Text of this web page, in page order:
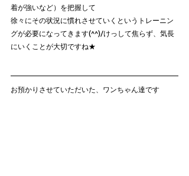
着が強いなど）を把握して
徐々にその状況に慣れさせていくというトレーニン
グが必要になってきます(^^)/けっして焦らず、気長
にいくことが大切ですね★
お預かりさせていただいた、ワンちゃん達です